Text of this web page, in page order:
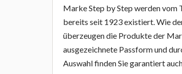
Marke Step by Step werden
bereits seit 1923 existiert. Wie
überzeugen die Produkte der
ausgezeichnete Passform und
Auswahl finden Sie garantiert